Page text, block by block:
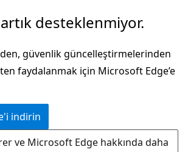
artık desteklenmiyor.
güvenlik güncelleştirmelerinden
faydalanmak için Microsoft Edge’e
indirin
ve Microsoft Edge hakkında daha